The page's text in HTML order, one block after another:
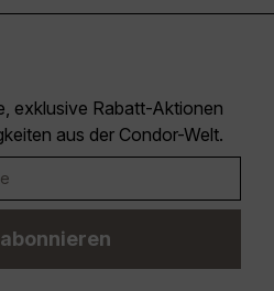
exklusive Rabatt-Aktionen
aus der Condor-Welt.